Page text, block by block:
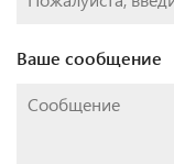
Ваше сообщение